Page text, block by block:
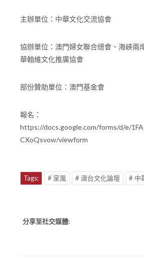
主辦單位：中華文化交流協會
協辦單位：澳門婦女聯合總會、海峽兩
華翰維文化推廣協會
部份贊助單位：澳門基金會
報名：
https://docs.google.com/forms/d/e/
CXoQsvow/viewform
Tags: # 家風 # 澳台文化論壇 # 中
分享至社交媒體: